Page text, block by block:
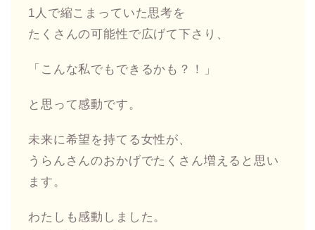
1人で縮こまっていた思考を
たくさんの可能性で広げて下さり、
「こんな私でもできるかも？！」
と思って感動です。
未来に希望を持てる女性が、
うらんさんのおかげでたくさん増えると思い
ます。
わたしも感動しました。